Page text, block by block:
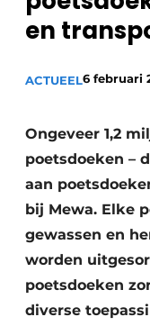
Vacature
Video’s
Sanitair
Brandbeveiliging
Ventilatie
Warmtepompen
en
ACTUEEL6 februari
Ongeveer 1,2
poetsdoeken –
aan
bij Mewa. Elke
gewassen en
worden
poetsdoeken
diverse